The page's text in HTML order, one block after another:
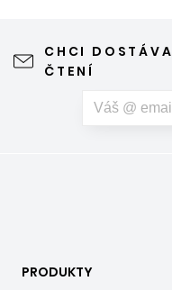
CHCI
ČTENÍ
PRODUKTY